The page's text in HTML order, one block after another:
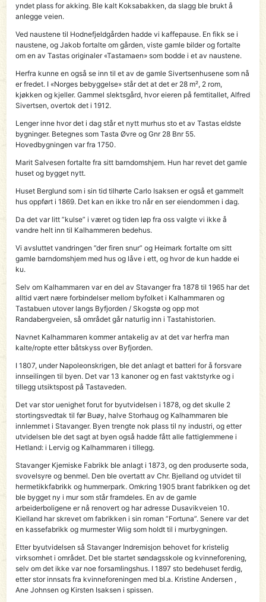
yndet plass for akking. Ble kalt Koksabakken, da slagg ble brukt å
anlegge veien.
Ved naustene til Hodnefjeldgården hadde vi kaffepause. En fikk se i
naustene, og Jakob fortalte om gården, viste gamle bilder og fortalte
om en av Tastas originaler «Tastamaen» som bodde i et av naustene.
Herfra kunne en også se inn til et av de gamle Sivertsenhusene som nå
er fredet. I «Norges bebyggelse» står det at det er 28 m², 2 rom,
kjøkken og kjeller. Gammel slektsgård, hvor eieren på femtitallet, Alfred
Sivertsen, overtok det i 1912.
Lenger inne hvor det i dag står et nytt murhus sto et av Tastas eldste
bygninger. Betegnes som Tasta Øvre og Gnr 28 Bnr 55.
Hovedbygningen var fra 1750.
Marit Salvesen fortalte fra sitt barndomshjem. Hun har revet det gamle
huset og bygget nytt.
Huset Berglund som i sin tid tilhørte Carlo Isaksen er også et gammelt
hus oppført i 1869. Det kan en ikke tro når en ser eiendommen i dag.
Da det var litt ”kulse” i været og tiden løp fra oss valgte vi ikke å
vandre helt inn til Kalhammeren bedehus.
Vi avsluttet vandringen ”der firen snur” og Heimark fortalte om sitt
gamle barndomshjem med hus og låve i ett, og hvor de kun hadde ei
ku.
Selv om Kalhammaren var en del av Stavanger fra 1878 til 1965 har det
alltid vært nære forbindelser mellom byfolket i Kalhammaren og
Tastabuen utover langs Byfjorden / Skogstø og opp mot
Randabergveien, så området går naturlig inn i Tastahistorien.
Navnet Kalhammaren kommer antakelig av at det var herfra man
kalte/ropte etter båtskyss over Byfjorden.
I 1807, under Napoleonskrigen, ble det anlagt et batteri for å forsvare
innseilingen til byen. Det var 13 kanoner og en fast vaktstyrke og i
tillegg utsiktspost på Tastaveden.
Det var stor uenighet forut for byutvidelsen i 1878, og det skulle 2
stortingsvedtak til før Buøy, halve Storhaug og Kalhammaren ble
innlemmet i Stavanger. Byen trengte nok plass til ny industri, og etter
utvidelsen ble det sagt at byen også hadde fått alle fattiglemmene i
Hetland: i Lervig og Kalhammaren i tillegg.
Stavanger Kjemiske Fabrikk ble anlagt i 1873, og den produserte soda,
svovelsyre og benmel. Den ble overtatt av Chr. Bjelland og utvidet til
hermetikkfabrikk og hummerpark. Omkring 1905 brant fabrikken og det
ble bygget ny i mur som står framdeles. En av de gamle
arbeiderboligene er nå renovert og har adresse Dusavikveien 10.
Kielland har skrevet om fabrikken i sin roman ”Fortuna”. Senere var det
en kassefabrikk og murmester Wiig som holdt til i murbygningen.
Etter byutvidelsen så Stavanger Indremisjon behovet for kristelig
virksomhet i området. Det ble startet søndagsskole og kvinneforening,
selv om det ikke var noe forsamlingshus. I 1897 sto bedehuset ferdig,
etter stor innsats fra kvinneforeningen med bl.a. Kristine Andersen ,
Ane Johnsen og Kirsten Isaksen i spissen.